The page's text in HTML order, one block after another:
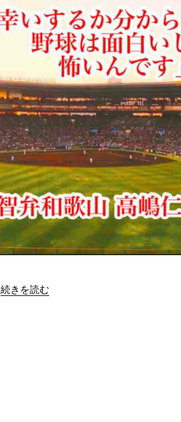
“「何が幸いするか分からないから、野
続きを読む